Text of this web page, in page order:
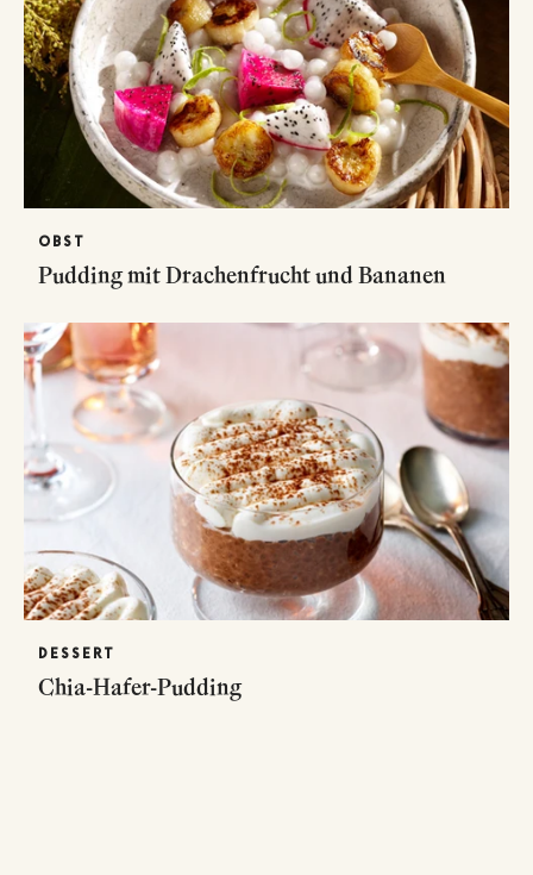
OBST
Pudding mit Drachenfrucht und Bananen
DESSERT
Chia-Hafer-Pudding